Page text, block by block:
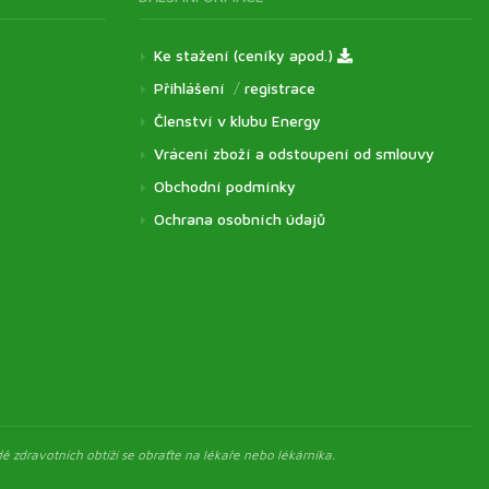
Ke stažení (ceníky apod.)
Přihlášení / registrace
Členství v klubu Energy
Vrácení zboží a odstoupení od smlouvy
Obchodní podmínky
Ochrana osobních údajů
zdravotních obtíží se obraťte na lékaře nebo lékárníka.